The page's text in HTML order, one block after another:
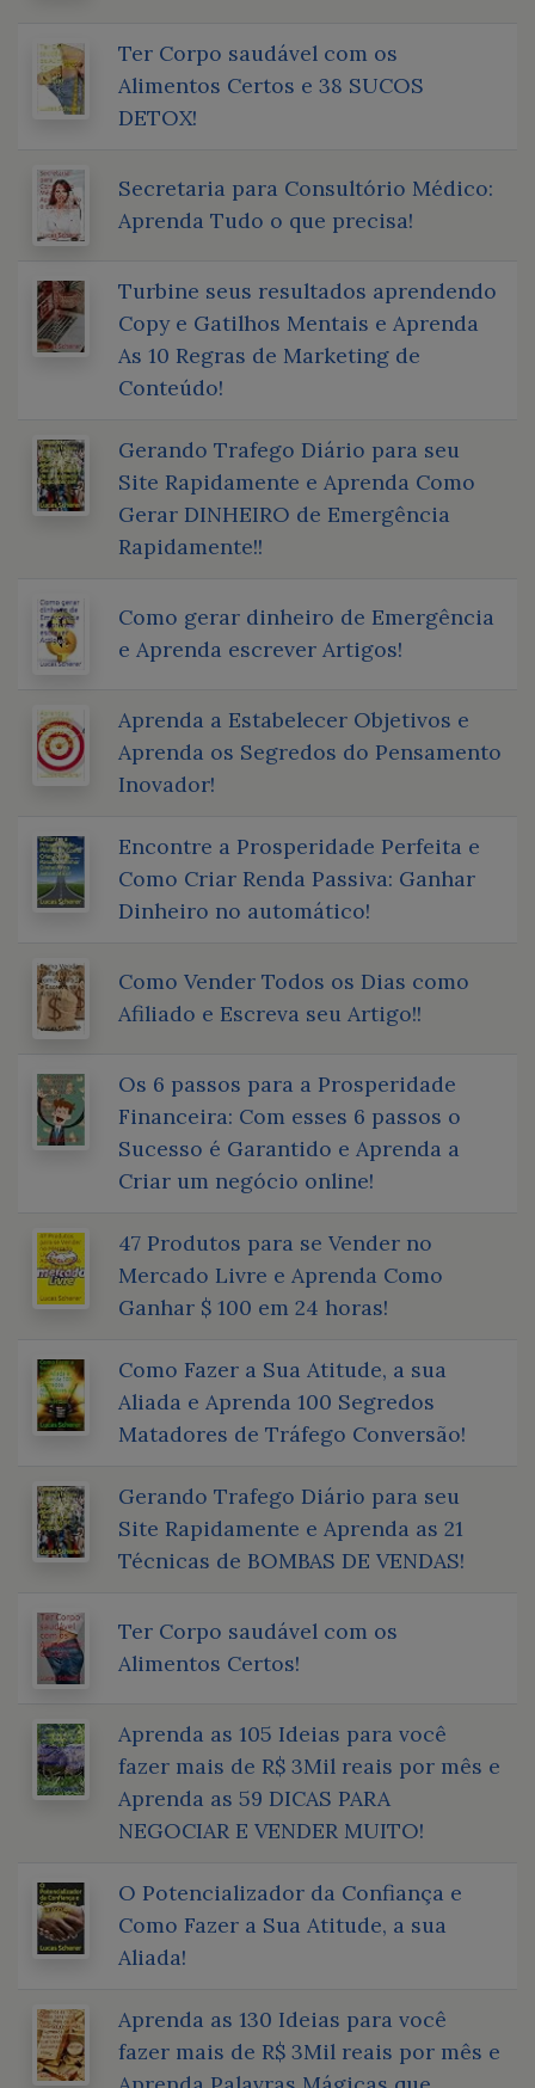
Ter Corpo saudável com os
Alimentos Certos e 38 SUCOS
DETOX!
Secretaria para Consultório Médico:
Aprenda Tudo o que precisa!
Turbine seus resultados aprendendo
Copy e Gatilhos Mentais e Aprenda
As 10 Regras de Marketing de
Conteúdo!
Gerando Trafego Diário para seu
Site Rapidamente e Aprenda Como
Gerar DINHEIRO de Emergência
Rapidamente!!
Como gerar dinheiro de Emergência
e Aprenda escrever Artigos!
Aprenda a Estabelecer Objetivos e
Aprenda os Segredos do Pensamento
Inovador!
Encontre a Prosperidade Perfeita e
Como Criar Renda Passiva: Ganhar
Dinheiro no automático!
Como Vender Todos os Dias como
Afiliado e Escreva seu Artigo!!
Os 6 passos para a Prosperidade
Financeira: Com esses 6 passos o
Sucesso é Garantido e Aprenda a
Criar um negócio online!
47 Produtos para se Vender no
Mercado Livre e Aprenda Como
Ganhar $ 100 em 24 horas!
Como Fazer a Sua Atitude, a sua
Aliada e Aprenda 100 Segredos
Matadores de Tráfego Conversão!
Gerando Trafego Diário para seu
Site Rapidamente e Aprenda as 21
Técnicas de BOMBAS DE VENDAS!
Ter Corpo saudável com os
Alimentos Certos!
Aprenda as 105 Ideias para você
fazer mais de R$ 3Mil reais por mês e
Aprenda as 59 DICAS PARA
NEGOCIAR E VENDER MUITO!
O Potencializador da Confiança e
Como Fazer a Sua Atitude, a sua
Aliada!
Aprenda as 130 Ideias para você
fazer mais de R$ 3Mil reais por mês e